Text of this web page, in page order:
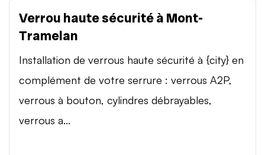
Verrou haute sécurité à Mont-
Tramelan
Installation de verrous haute sécurité à {city} en
complément de votre serrure : verrous A2P,
verrous à bouton, cylindres débrayables,
verrous a...